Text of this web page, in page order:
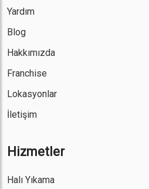
Yardım
Blog
Hakkımızda
Franchise
Lokasyonlar
İletişim
Hizmetler
Halı Yıkama